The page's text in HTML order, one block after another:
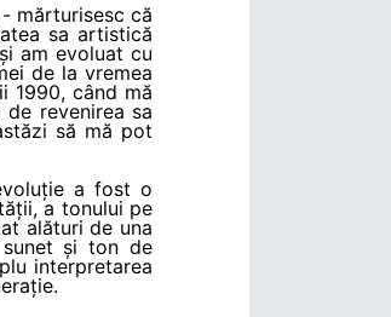
mărturisesc că
sa artistică
am evoluat cu
de la vremea
1990, când mă
revenirea sa
să mă pot
a fost o
a tonului pe
alături de una
și ton de
interpretarea